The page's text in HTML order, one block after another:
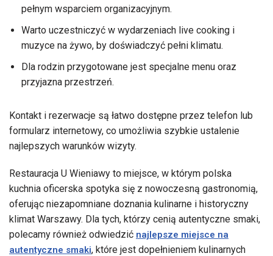
pełnym wsparciem organizacyjnym.
Warto uczestniczyć w wydarzeniach live cooking i
muzyce na żywo, by doświadczyć pełni klimatu.
Dla rodzin przygotowane jest specjalne menu oraz
przyjazna przestrzeń.
Kontakt i rezerwacje są łatwo dostępne przez telefon lub
formularz internetowy, co umożliwia szybkie ustalenie
najlepszych warunków wizyty.
Restauracja U Wieniawy to miejsce, w którym polska
kuchnia oficerska spotyka się z nowoczesną gastronomią,
oferując niezapomniane doznania kulinarne i historyczny
klimat Warszawy. Dla tych, którzy cenią autentyczne smaki,
polecamy również odwiedzić najlepsze miejsce na
autentyczne smaki, które jest dopełnieniem kulinarnych